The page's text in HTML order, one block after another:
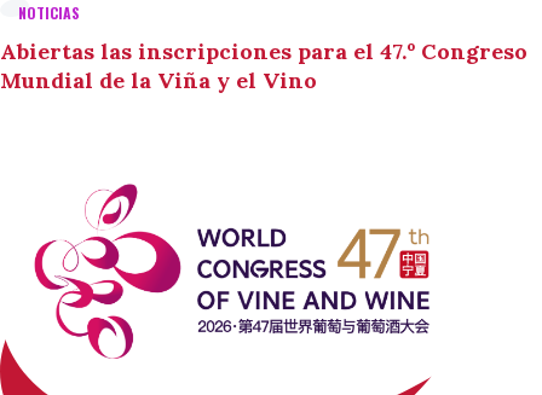
NOTICIAS
Abiertas las inscripciones para el 47.º Congreso
Mundial de la Viña y el Vino